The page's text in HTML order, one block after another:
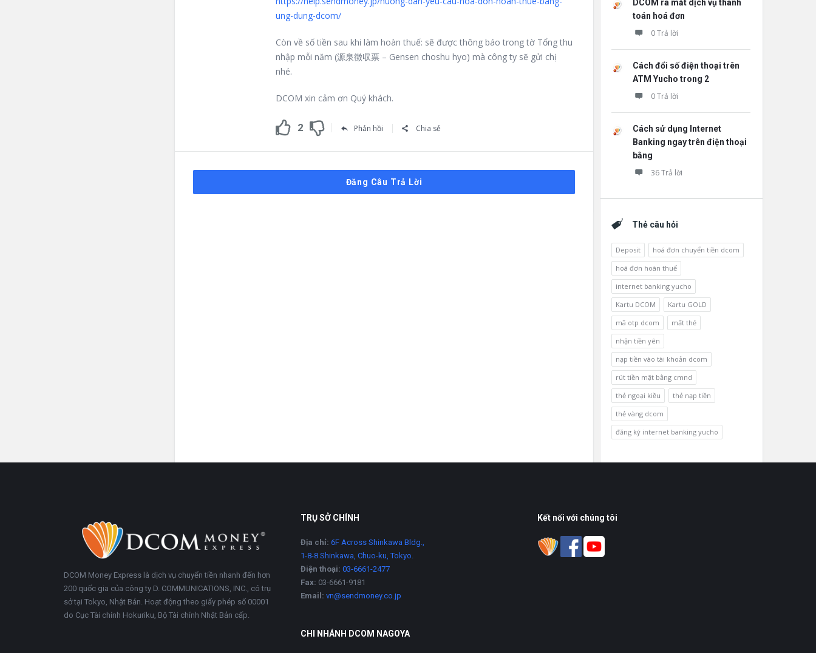
ung-dung-dcom/
Còn về số tiền sau khi làm hoàn thuế: sẽ được thông báo trong tờ Tổng thu
nhập mỗi năm (源泉徴収票 – Gensen choshu hyo) mà công ty sẽ gửi chị
nhé.
DCOM xin cảm ơn Quý khách.
2 Phản hồi Chia sẻ
Đăng Câu Trả Lời
DCOM ra mắt dịch vụ thanh
toán hoá đơn
0 Trả lời
Cách đổi số điện thoại trên
ATM Yucho trong 2
0 Trả lời
Cách sử dụng Internet
Banking ngay trên điện thoại
bằng
36 Trả lời
Thẻ câu hỏi
Deposit
hoá đơn chuyển tiền dcom
hoá đơn hoàn thuế
internet banking yucho
Kartu DCOM
Kartu GOLD
mã otp dcom
mất thẻ
nhận tiền yên
nạp tiền vào tài khoản dcom
rút tiền mặt bằng cmnd
thẻ ngoại kiều
thẻ nạp tiền
thẻ vàng dcom
đăng ký internet banking yucho
trang
Trong
khoảng
DCOM Money Express là dịch vụ chuyển tiền nhanh đến hơn
200 quốc gia của công ty D. COMMUNICATIONS, INC., có trụ
sở tại Tokyo, Nhật Bản. Hoạt động theo giấy phép số 00001
do Cục Tài chính Hokuriku, Bộ Tài chính Nhật Bản cấp.
TRỤ SỞ CHÍNH
Địa chỉ: 6F Across Shinkawa Bldg.,
1-8-8 Shinkawa, Chuo-ku, Tokyo.
Điện thoại: 03-6661-2477
Fax: 03-6661-9181
Email: vn@sendmoney.co.jp
CHI NHÁNH DCOM NAGOYA
Kết nối với chúng tôi